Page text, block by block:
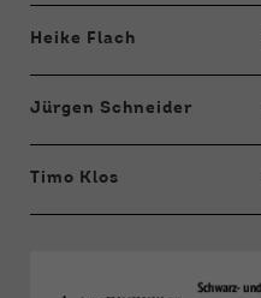
Heike Flach
Jürgen Schneider
Timo Klos